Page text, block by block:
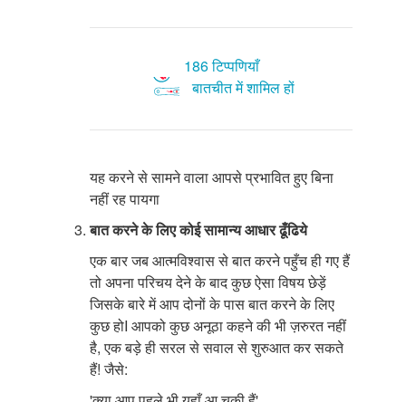
186 टिप्पणियाँ
बातचीत में शामिल हों
यह करने से सामने वाला आपसे प्रभावित हुए बिना
नहीं रह पायगा
बात करने के लिए कोई सामान्य आधार ढूँढिये
एक बार जब आत्मविश्वास से बात करने पहुँच ही गए हैं
तो अपना परिचय देने के बाद कुछ ऐसा विषय छेड़ें
जिसके बारे में आप दोनों के पास बात करने के लिए
कुछ होI आपको कुछ अनूठा कहने की भी ज़रुरत नहीं
है, एक बड़े ही सरल से सवाल से शुरुआत कर सकते
हैं! जैसे: